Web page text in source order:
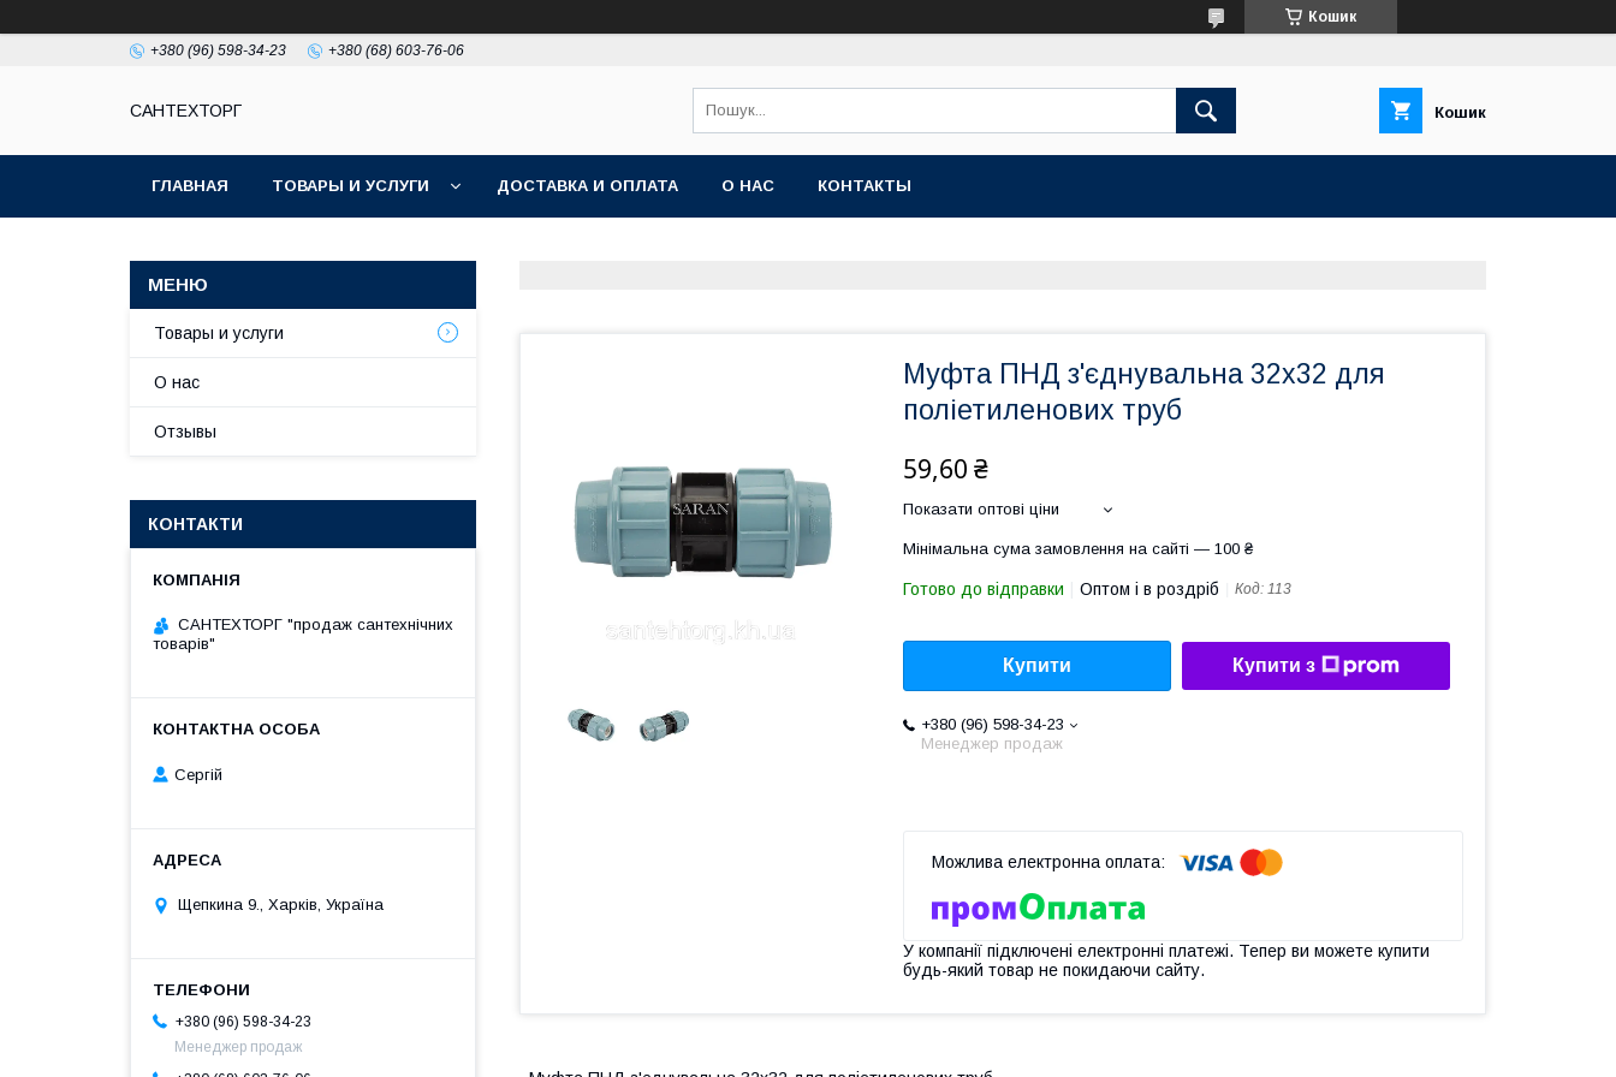
Кошик
+380 (96) 598-34-23 +380 (68) 603-76-06
САНТЕХТОРГ Кошик
ГЛАВНАЯ ТОВАРЫ И УСЛУГИ ДОСТАВКА И ОПЛАТА О НАС КОНТАКТЫ
Муфта ПНД з'єднувальна 32х32 для
поліетиленових труб
59,60 ₴
Показати оптові ціни
Мінімальна сума замовлення на сайті — 100 ₴
Готово до відправки Оптом і в роздріб Код: 113
Купити Купити з
+380 (96) 598-34-23
Менеджер продаж
У компанії підключені електронні платежі. Тепер ви можете купити
будь-який товар не покидаючи сайту.
Товары и услуги
О нас
Отзывы
КОНТАКТИ
САНТЕХТОРГ "продаж сантехнічних
товарів"
Сергій
Щепкина 9., Харків, Україна
+380 (96) 598-34-23
Менеджер продаж